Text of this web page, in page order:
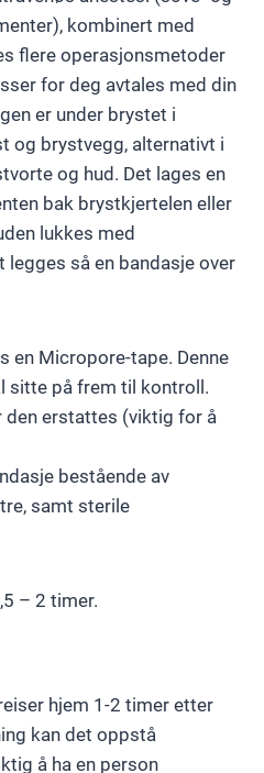
kombinert med
flere operasjonsmetoder
for deg avtales med din
er under brystet i
og brystvegg, alternativt i
og hud. Det lages en
bak brystkjertelen eller
lukkes med
så en bandasje over
en Micropore-tape. Denne
sitte på frem til kontroll.
den erstattes (viktig for å
bestående av
samt sterile
– 2 timer.
hjem 1-2 timer etter
kan det oppstå
å ha en person